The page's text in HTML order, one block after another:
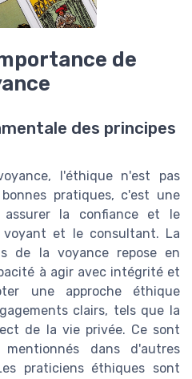
de
des principes
l'éthique n'est pas
pratiques, c'est une
assurer la confiance et le
et le consultant. La
de la voyance repose en
à agir avec intégrité et
une approche éthique
clairs, tels que la
de la vie privée. Ce sont
dans d'autres
praticiens éthiques sont